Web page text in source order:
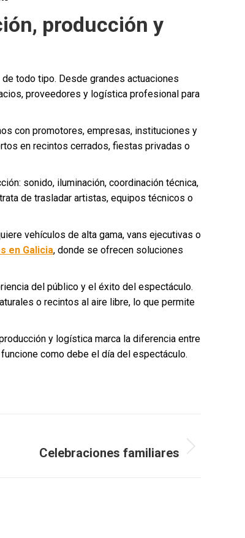
producción y
todo tipo. Desde grandes actuaciones
proveedores y logística profesional para
con promotores, empresas, instituciones y
en recintos cerrados, fiestas privadas o
sonido, iluminación, coordinación técnica,
de trasladar artistas, equipos técnicos o
vehículos de alta gama, vans ejecutivas o
en Galicia, donde se ofrecen soluciones
del público y el éxito del espectáculo.
o recintos al aire libre, lo que permite
y logística marca la diferencia entre
como debe el día del espectáculo.
Celebraciones familiares